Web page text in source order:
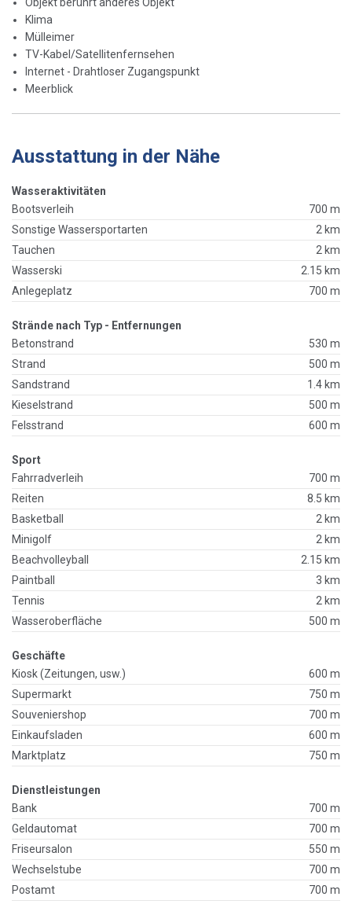
Objekt berührt anderes Objekt
Klima
Mülleimer
TV-Kabel/Satellitenfernsehen
Internet - Drahtloser Zugangspunkt
Meerblick
Ausstattung in der Nähe
Wasseraktivitäten
Bootsverleih
700 m
Sonstige Wassersportarten
2 km
Tauchen
2 km
Wasserski
2.15 km
Anlegeplatz
700 m
Strände nach Typ - Entfernungen
Betonstrand
530 m
Strand
500 m
Sandstrand
1.4 km
Kieselstrand
500 m
Felsstrand
600 m
Sport
Fahrradverleih
700 m
Reiten
8.5 km
Basketball
2 km
Minigolf
2 km
Beachvolleyball
2.15 km
Paintball
3 km
Tennis
2 km
Wasseroberfläche
500 m
Geschäfte
Kiosk (Zeitungen, usw.)
600 m
Supermarkt
750 m
Souveniershop
700 m
Einkaufsladen
600 m
Marktplatz
750 m
Dienstleistungen
Bank
700 m
Geldautomat
700 m
Friseursalon
550 m
Wechselstube
700 m
Postamt
700 m